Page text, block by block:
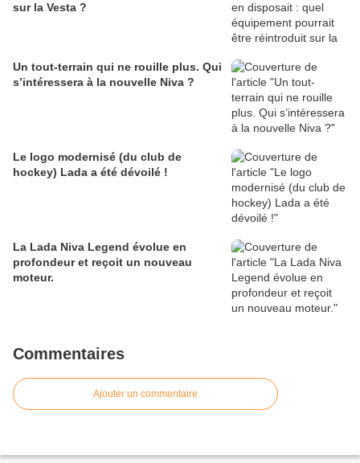
sur la Vesta ?
Un tout-terrain qui ne rouille plus. Qui
s’intéressera à la nouvelle Niva ?
Le logo modernisé (du club de
hockey) Lada a été dévoilé !
La Lada Niva Legend évolue en
profondeur et reçoit un nouveau
moteur.
Commentaires
Ajouter un commentaire